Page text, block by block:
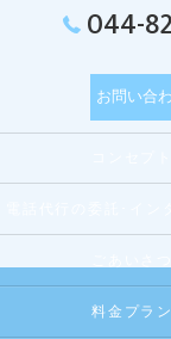
044-
お問い合
料金プラン